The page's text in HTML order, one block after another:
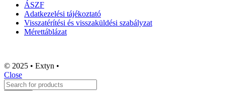
ÁSZF
Adatkezelési tájékoztató
Visszatérítési és visszaküldési szabályzat
Mérettáblázat
© 2025 • Extyn •
Close